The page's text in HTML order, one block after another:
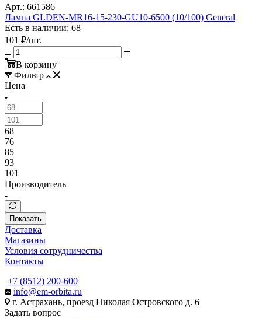
Арт.: 661586
Лампа GLDEN-MR16-15-230-GU10-6500 (10/100) General
Есть в наличии: 68
101 ₽/шт.
В корзину
Фильтр
Цена
68
76
85
93
101
Производитель
Показать
Доставка
Магазины
Условия сотрудничества
Контакты
+7 (8512) 200-600
info@em-orbita.ru
г. Астрахань, проезд Николая Островского д. 6
Задать вопрос